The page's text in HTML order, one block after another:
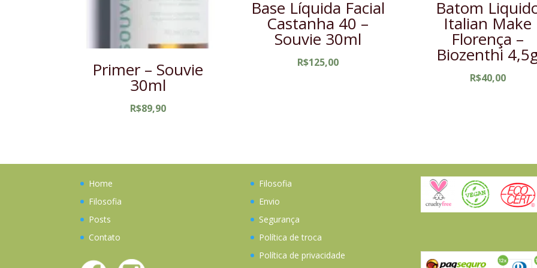
Primer – Souvie
30ml
R$89,90
Base Líquida Facial
Castanha 40 –
Souvie 30ml
R$125,00
Batom
Italian Make
Florença –
Biozenthi
R$40,00
Home
Filosofia
Posts
Contato
Filosofia
Envio
Segurança
Política de troca
Política de privacidade